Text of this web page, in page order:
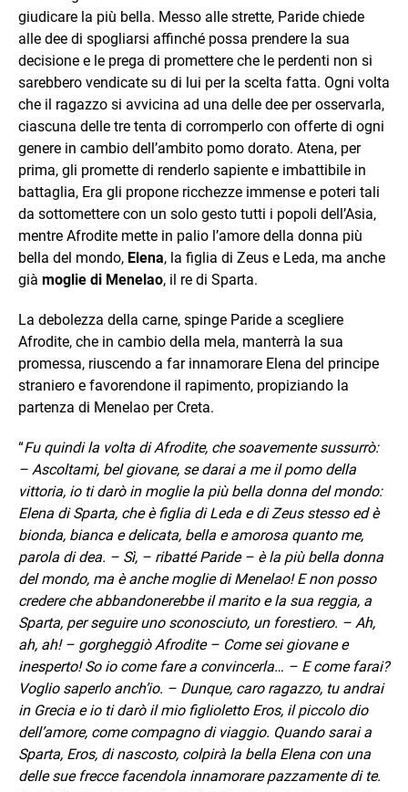
giudicare la più bella. Messo alle strette, Paride chiede
alle dee di spogliarsi affinché possa prendere la sua
decisione e le prega di promettere che le perdenti non si
sarebbero vendicate su di lui per la scelta fatta. Ogni volta
che il ragazzo si avvicina ad una delle dee per osservarla,
ciascuna delle tre tenta di corromperlo con offerte di ogni
genere in cambio dell’ambito pomo dorato. Atena, per
prima, gli promette di renderlo sapiente e imbattibile in
battaglia, Era gli propone ricchezze immense e poteri tali
da sottomettere con un solo gesto tutti i popoli dell’Asia,
mentre Afrodite mette in palio l’amore della donna più
bella del mondo, Elena, la figlia di Zeus e Leda, ma anche
già moglie di Menelao, il re di Sparta.
La debolezza della carne, spinge Paride a scegliere
Afrodite, che in cambio della mela, manterrà la sua
promessa, riuscendo a far innamorare Elena del principe
straniero e favorendone il rapimento, propiziando la
partenza di Menelao per Creta.
“Fu quindi la volta di Afrodite, che soavemente sussurrò:
– Ascoltami, bel giovane, se darai a me il pomo della
vittoria, io ti darò in moglie la più bella donna del mondo:
Elena di Sparta, che è figlia di Leda e di Zeus stesso ed è
bionda, bianca e delicata, bella e amorosa quanto me,
parola di dea. – Sì, – ribatté Paride – è la più bella donna
del mondo, ma è anche moglie di Menelao! E non posso
credere che abbandonerebbe il marito e la sua reggia, a
Sparta, per seguire uno sconosciuto, un forestiero. – Ah,
ah, ah! – gorgheggiò Afrodite – Come sei giovane e
inesperto! So io come fare a convincerla… – E come farai?
Voglio saperlo anch’io. – Dunque, caro ragazzo, tu andrai
in Grecia e io ti darò il mio figlioletto Eros, il piccolo dio
dell’amore, come compagno di viaggio. Quando sarai a
Sparta, Eros, di nascosto, colpirà la bella Elena con una
delle sue frecce facendola innamorare pazzamente di te.